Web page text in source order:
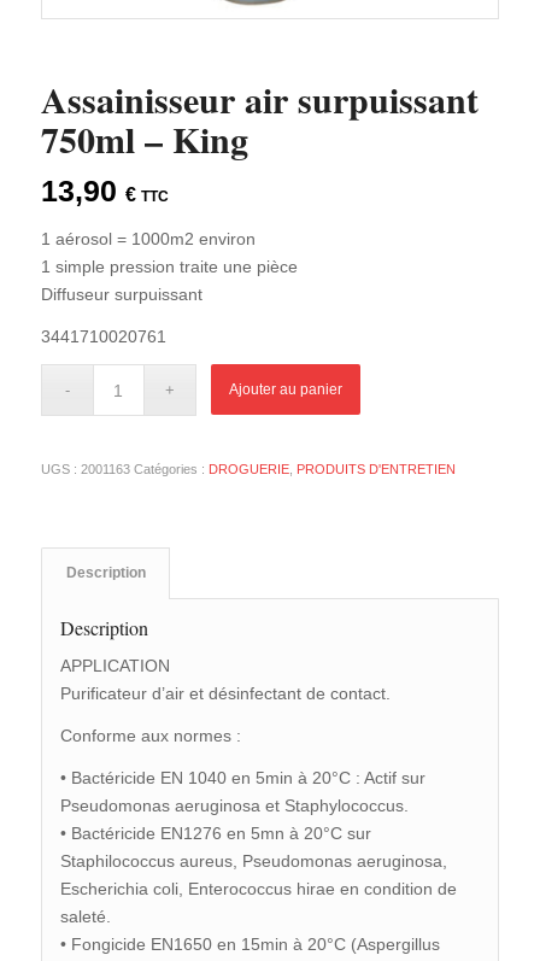
Assainisseur air surpuissant
750ml – King
13,90 € TTC
1 aérosol = 1000m2 environ
1 simple pression traite une pièce
Diffuseur surpuissant
3441710020761
Ajouter au panier
UGS : 2001163 Catégories : DROGUERIE, PRODUITS D'ENTRETIEN
Description
Description
APPLICATION
Purificateur d’air et désinfectant de contact.
Conforme aux normes :
• Bactéricide EN 1040 en 5min à 20°C : Actif sur
Pseudomonas aeruginosa et Staphylococcus.
• Bactéricide EN1276 en 5mn à 20°C sur
Staphilococcus aureus, Pseudomonas aeruginosa,
Escherichia coli, Enterococcus hirae en condition de
saleté.
• Fongicide EN1650 en 15min à 20°C (Aspergillus